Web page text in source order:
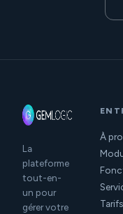
La
plateforme
tout-en-
un pour
gérer votre
À
Tarifs